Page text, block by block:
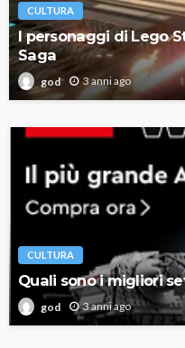
CULTURA
I personaggi di Lego
Saga
god 3 anni ago
CULTURA
Quali sono i migliori
god 3 anni ago